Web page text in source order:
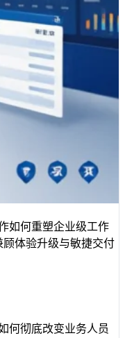
如何重塑企业级工作
体验升级与敏捷交付
何彻底改变业务人员